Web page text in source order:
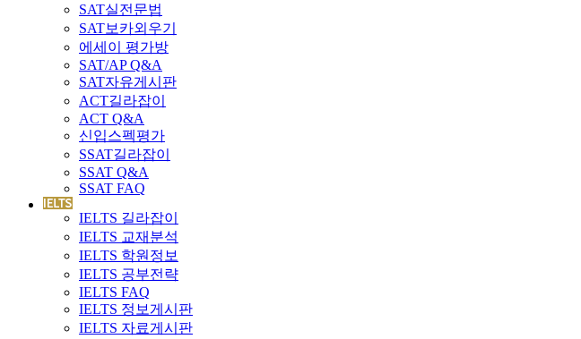
SAT실전문법
SAT보카외우기
에세이 평가방
SAT/AP Q&A
SAT자유게시판
ACT길라잡이
ACT Q&A
신입스펙평가
SSAT길라잡이
SSAT Q&A
SSAT FAQ
IELTS 길라잡이
IELTS 교재분석
IELTS 학원정보
IELTS 공부전략
IELTS FAQ
IELTS 정보게시판
IELTS 자료게시판